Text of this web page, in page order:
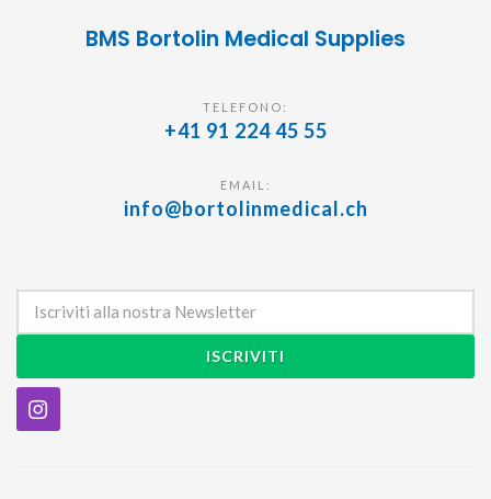
BMS Bortolin Medical Supplies
TELEFONO:
+41 91 224 45 55
EMAIL:
info@bortolinmedical.ch
ISCRIVITI